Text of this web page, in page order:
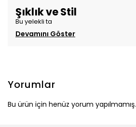
Şıklık ve Stil
Bu yelekli ta
Devamını Göster
Yorumlar
Bu ürün için henüz yorum yapılmamış.